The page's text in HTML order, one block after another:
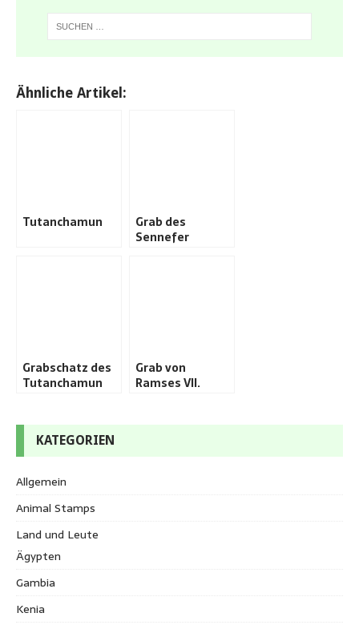
Ähnliche Artikel:
Tutanchamun
Grab des
Sennefer
Grabschatz des
Tutanchamun
Grab von
Ramses VII.
KATEGORIEN
Allgemein
Animal Stamps
Land und Leute
Ägypten
Gambia
Kenia